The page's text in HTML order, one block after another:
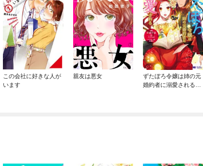
この会社に好きな人が
います
親友は悪女
ずたぼろ令嬢は姉の元
婚約者に溺愛される